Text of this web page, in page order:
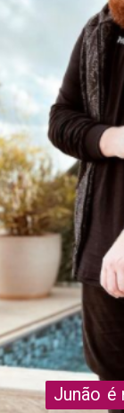
Junão é
Junão é